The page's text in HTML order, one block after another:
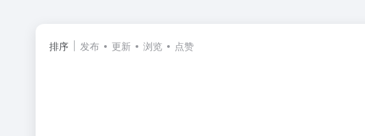
排序 发布 更新 浏览 点赞